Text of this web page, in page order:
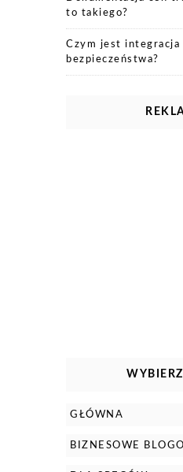
to takiego?
Czym jest integracja
bezpieczeństwa?
GŁÓWNA
BIZNESOWE